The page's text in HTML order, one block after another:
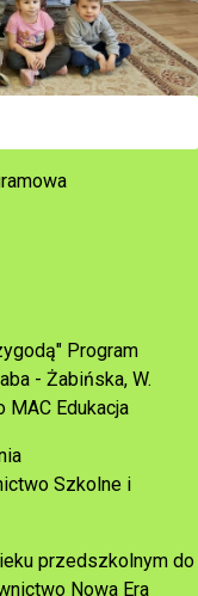
Program
- Żabińska, W.
MAC Edukacja
Szkolne i
przedszkolnym
Nowa Era